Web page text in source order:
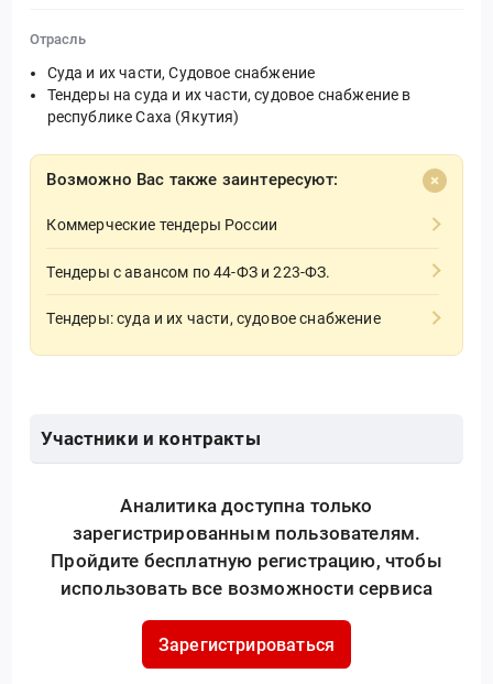
Отрасль
Суда и их части, Судовое снабжение
Тендеры на суда и их части, судовое снабжение в
республике Саха (Якутия)
Возможно Вас также заинтересуют:
Коммерческие тендеры России
Тендеры с авансом по 44-ФЗ и 223-ФЗ.
Тендеры: суда и их части, судовое снабжение
Участники и контракты
Аналитика доступна только
зарегистрированным пользователям.
Пройдите бесплатную регистрацию, чтобы
использовать все возможности сервиса
Зарегистрироваться